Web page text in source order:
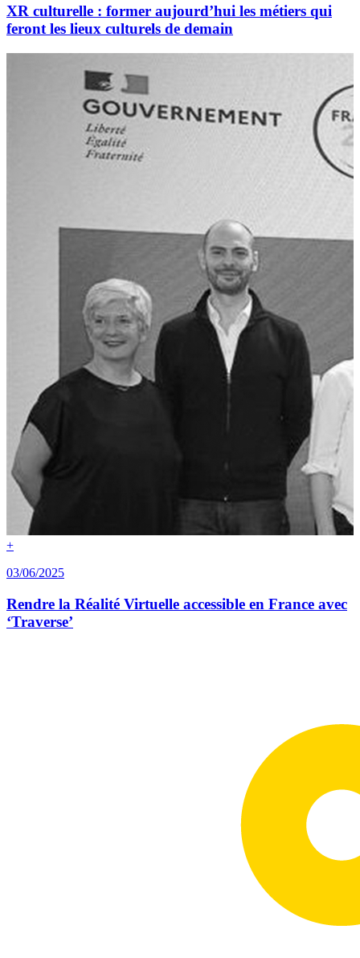
XR culturelle : former aujourd’hui les métiers qui
feront les lieux culturels de demain
+
03/06/2025
Rendre la Réalité Virtuelle accessible en France avec
‘Traverse’